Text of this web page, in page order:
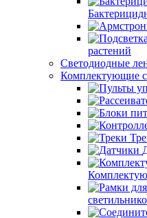
растений
Светодиодные
Комплектующие